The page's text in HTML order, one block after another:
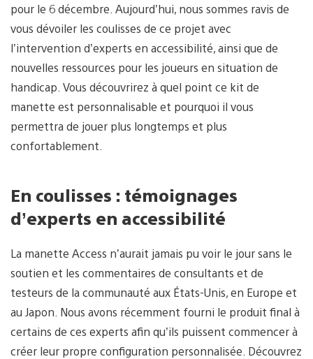
pour le 6 décembre. Aujourd’hui, nous sommes ravis de
vous dévoiler les coulisses de ce projet avec
l’intervention d’experts en accessibilité, ainsi que de
nouvelles ressources pour les joueurs en situation de
handicap. Vous découvrirez à quel point ce kit de
manette est personnalisable et pourquoi il vous
permettra de jouer plus longtemps et plus
confortablement.
En coulisses : témoignages
d’experts en accessibilité
La manette Access n’aurait jamais pu voir le jour sans le
soutien et les commentaires de consultants et de
testeurs de la communauté aux États-Unis, en Europe et
au Japon. Nous avons récemment fourni le produit final à
certains de ces experts afin qu’ils puissent commencer à
créer leur propre configuration personnalisée. Découvrez